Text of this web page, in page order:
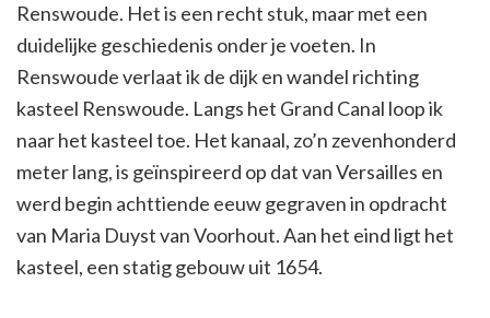
Renswoude. Het is een recht stuk, maar met een
duidelijke geschiedenis onder je voeten. In
Renswoude verlaat ik de dijk en wandel richting
kasteel Renswoude. Langs het Grand Canal loop ik
naar het kasteel toe. Het kanaal, zo’n zevenhonderd
meter lang, is geïnspireerd op dat van Versailles en
werd begin achttiende eeuw gegraven in opdracht
van Maria Duyst van Voorhout. Aan het eind ligt het
kasteel, een statig gebouw uit 1654.